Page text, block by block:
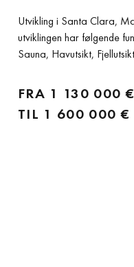
Utvikling i Santa Clara,
utviklingen har følgende
Sauna, Havutsikt,
Gjennomgående
FRA 1 130 000 €
TIL 1 600 000 €